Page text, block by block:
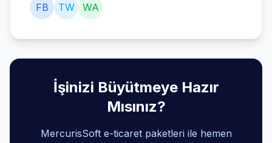
FB TW WA
İşinizi Büyütmeye Hazır
Mısınız?
MercurisSoft e-ticaret paketleri ile hemen